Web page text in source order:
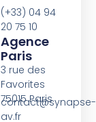
(+33) 04 94
20 75 10
Agence
Paris
3 rue des
Favorites
75015 Paris
contact@synapse-
av.fr